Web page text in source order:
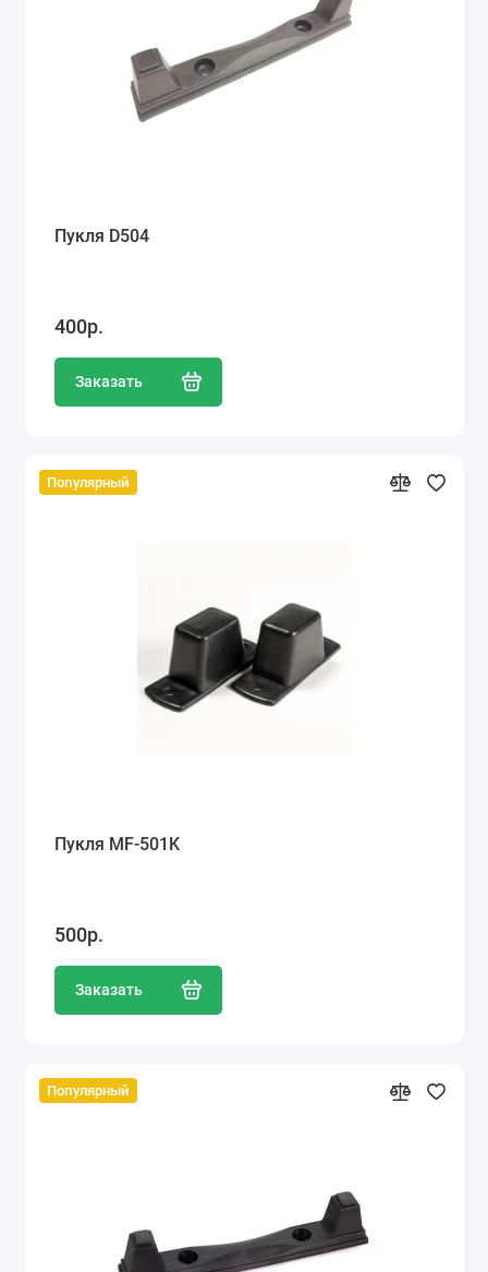
Пукля D504
400р.
Заказать
Популярный
Пукля MF-501K
500р.
Заказать
Популярный